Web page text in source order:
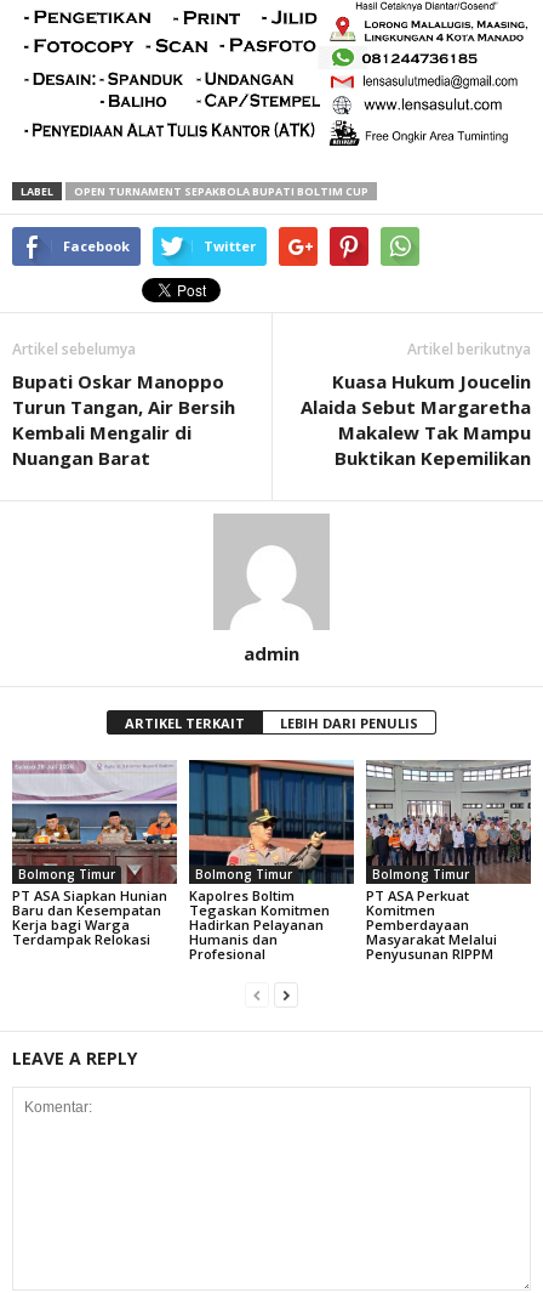
LABEL OPEN TURNAMENT SEPAKBOLA BUPATI BOLTIM CUP
Facebook Twitter
Artikel sebelumya
Bupati Oskar Manoppo
Turun Tangan, Air Bersih
Kembali Mengalir di
Nuangan Barat
Artikel berikutnya
Kuasa Hukum Joucelin
Alaida Sebut Margaretha
Makalew Tak Mampu
Buktikan Kepemilikan
admin
ARTIKEL TERKAIT LEBIH DARI PENULIS
Bolmong Timur
PT ASA Siapkan Hunian
Baru dan Kesempatan
Kerja bagi Warga
Terdampak Relokasi
Bolmong Timur
Kapolres Boltim
Tegaskan Komitmen
Hadirkan Pelayanan
Humanis dan
Profesional
Bolmong Timur
PT ASA Perkuat
Komitmen
Pemberdayaan
Masyarakat Melalui
Penyusunan RIPPM
LEAVE A REPLY